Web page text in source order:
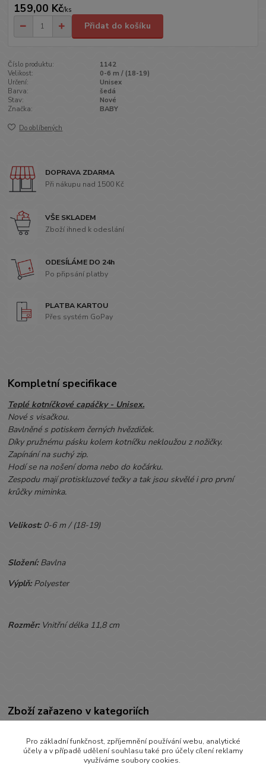
159,00 Kč/ks
Přidat do košíku
Číslo produktu:
1142
Velikost:
0-6 m / (18-19)
Určení:
Unisex
Barva:
šedá
Stav:
Nové
Značka:
BABY
Do oblíbených
DOPRAVA ZDARMA
Při nákupu nad 1500 Kč
VŠE SKLADEM
Zboží ihned k odeslání
ODESÍLÁME DO 24h
Po připsání platby
PLATBA KARTOU
Přes systém GoPay
Kompletní specifikace
Teplé kotníčkové capáčky - Unisex.
Nové s visačkou.
Bavlněné s potiskem černých hvězdiček.
Díky pružnému pásku kolem kotníčku nekloužou z nožičky.
Zapínání na suchý zip.
Hodí se na nošení doma nebo do kočárku.
Zespodu mají protiskluzové tečky a tak jsou skvělé i pro první
krůčky miminka.
Velikost:0-6 m / (18-19)
Složení:Bavlna
Výplň:Polyester
Rozměr: Vnitřní délka 11,8 cm
Zboží zařazeno v kategoriích
Capáčky
Pro základní funkčnost, zpříjemnění používání webu, analytické
účely a v případě udělení souhlasu také pro účely cílení reklamy
využíváme soubory cookies.